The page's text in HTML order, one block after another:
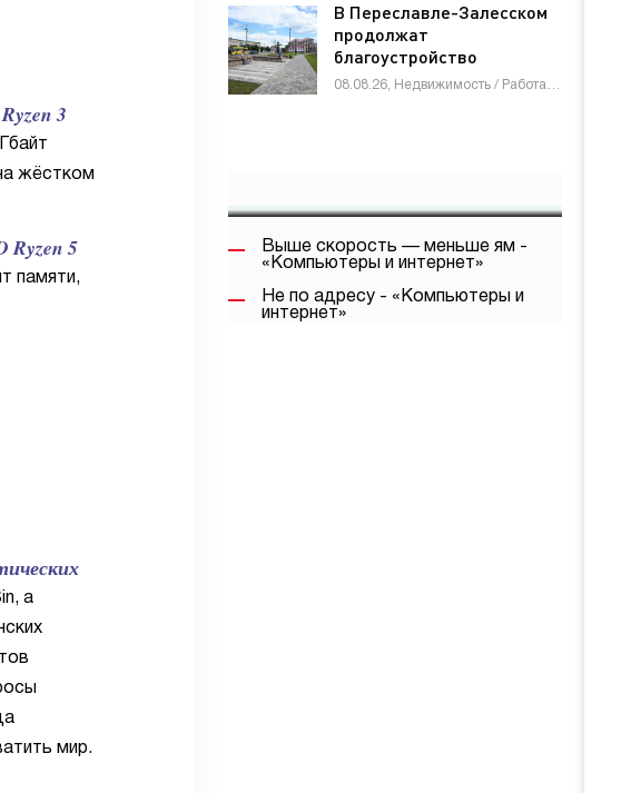
3
жёстком
Ryzen 5
памяти,
а
мир.
В Переславле-Залесском
продолжат
благоустройство
пешеходного центра
Выше скорость — меньше ям -
«Компьютеры и интернет»
Не по адресу - «Компьютеры и
интернет»